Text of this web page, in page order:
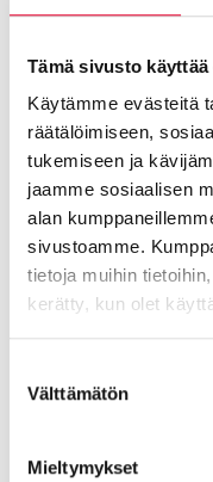
Tämä sivusto käyttää
Käytämme evästeitä
räätälöimiseen,
tukemiseen ja
jaamme sosiaalisen
alan
sivustoamme.
tietoja muihin
kerätty, kun olet
valinta
Välttämätön
Mieltymykset
Joustavat